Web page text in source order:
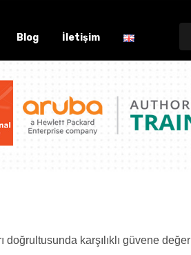
Blog İletişim
karşılıklı güvene değer